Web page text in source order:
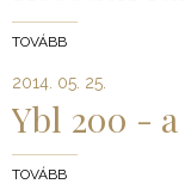
TOVÁBB
2014. 05. 25.
Ybl 200 -
TOVÁBB